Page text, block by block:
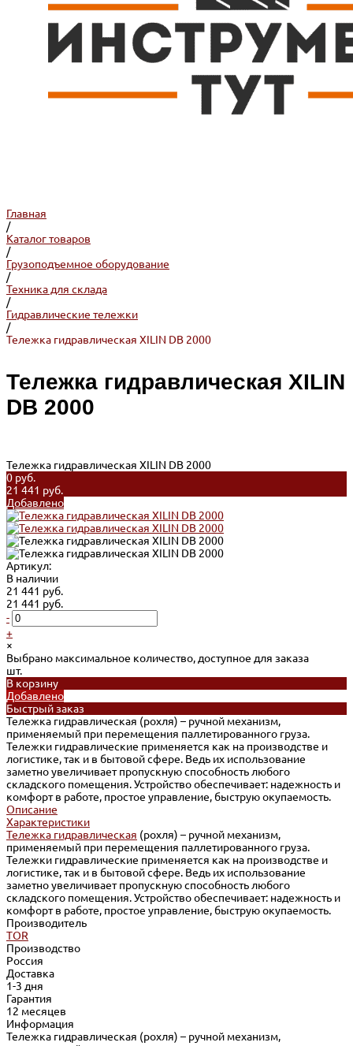
Главная
/
Каталог товаров
/
Грузоподъемное оборудование
/
Техника для склада
/
Гидравлические тележки
/
Тележка гидравлическая XILIN DB 2000
Тележка гидравлическая XILIN
DB 2000
Тележка гидравлическая XILIN DB 2000
0 руб.
21 441 руб.
Добавлено
Артикул:
В наличии
21 441 руб.
21 441 руб.
-
+
×
Выбрано максимальное количество, доступное для заказа
шт.
В корзину
Добавлено
Быстрый заказ
Тележка гидравлическая (рохля) – ручной механизм,
применяемый при перемещения паллетированного груза.
Тележки гидравлические применяется как на производстве и
логистике, так и в бытовой сфере. Ведь их использование
заметно увеличивает пропускную способность любого
складского помещения. Устройство обеспечивает: надежность и
комфорт в работе, простое управление, быструю окупаемость.
Описание
Характеристики
Тележка гидравлическая (рохля) – ручной механизм,
применяемый при перемещения паллетированного груза.
Тележки гидравлические применяется как на производстве и
логистике, так и в бытовой сфере. Ведь их использование
заметно увеличивает пропускную способность любого
складского помещения. Устройство обеспечивает: надежность и
комфорт в работе, простое управление, быструю окупаемость.
Производитель
TOR
Производство
Россия
Доставка
1-3 дня
Гарантия
12 месяцев
Информация
Тележка гидравлическая (рохля) – ручной механизм,